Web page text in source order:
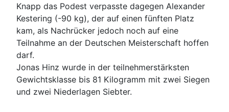
Knapp das Podest verpasste dagegen Alexander
Kestering (-90 kg), der auf einen fünften Platz
kam, als Nachrücker jedoch noch auf eine
Teilnahme an der Deutschen Meisterschaft hoffen
darf.
Jonas Hinz wurde in der teilnehmerstärksten
Gewichtsklasse bis 81 Kilogramm mit zwei Siegen
und zwei Niederlagen Siebter.